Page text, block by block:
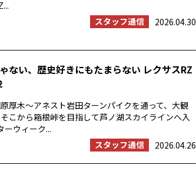
スタッフ通信
2026.04.30
ない、歴史好きにもたまらない レクサスRZ
厚木〜アネスト岩田ターンパイクを通って、大観
こから箱根峠を目指して芦ノ湖スカイラインへ入
ーウィーク...
スタッフ通信
2026.04.26